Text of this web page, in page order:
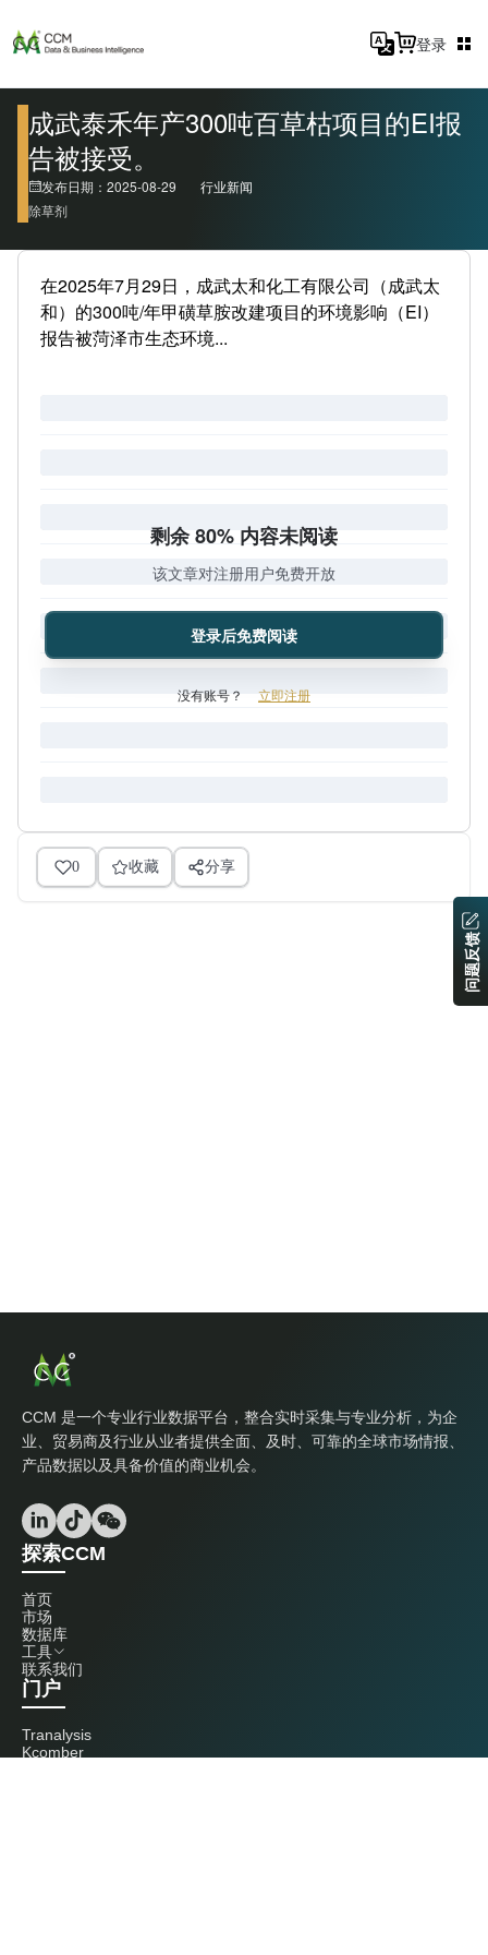
登录
成武泰禾年产300吨百草枯项目的EI报
告被接受。
发布日期：2025-08-29
行业新闻
除草剂
在2025年7月29日，成武太和化工有限公司（成武太
和）的300吨/年甲磺草胺改建项目的环境影响（EI）
报告被菏泽市生态环境...
剩余 80% 内容未阅读
该文章对注册用户免费开放
登录后免费阅读
没有账号？ 立即注册
0 收藏 分享
CCM 是一个专业行业数据平台，整合实时采集与专业分析，为企
业、贸易商及行业从业者提供全面、及时、可靠的全球市场情报、
产品数据以及具备价值的商业机会。
探索CCM
首页
市场
数据库
工具
联系我们
门户
Tranalysis
Kcomber
问题反馈